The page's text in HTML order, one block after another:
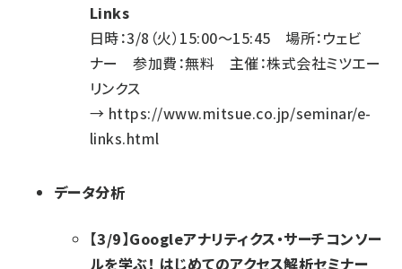
Links
日時：3/8（火）15:00～15:45 場所：ウェビ
ナー 参加費：無料 主催：株式会社ミツエー
リンクス
→ https://www.mitsue.co.jp/seminar/e-
links.html
データ分析
【3/9】Googleアナリティクス・サーチコンソー
ルを学ぶ！ はじめてのアクセス解析セミナー